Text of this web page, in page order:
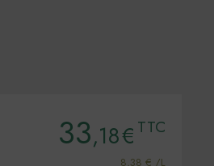
33,18€ TTC
8,38 € /L